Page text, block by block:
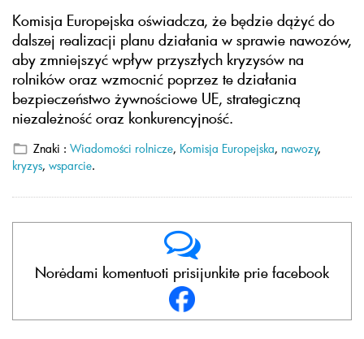
Komisja Europejska oświadcza, że będzie dążyć do
dalszej realizacji planu działania w sprawie nawozów,
aby zmniejszyć wpływ przyszłych kryzysów na
rolników oraz wzmocnić poprzez te działania
bezpieczeństwo żywnościowe UE, strategiczną
niezależność oraz konkurencyjność.
Znaki : Wiadomości rolnicze, Komisja Europejska, nawozy,
kryzys, wsparcie.
Norėdami komentuoti prisijunkite prie facebook